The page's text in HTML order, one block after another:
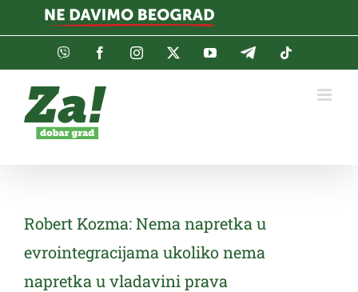
Viber FacebookInstagramTwitterYouTubeTelegram
Robert Kozma: Nema napretka u
evrointegracijama ukoliko nema
napretka u vladavini prava